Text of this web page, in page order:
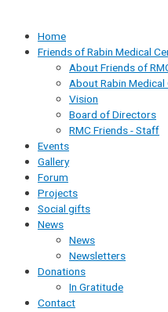
Home
Friends of Rabin Medical
About Friends of
About Rabin Medical
Vision
Board of Directors
RMC Friends - Staff
Events
Gallery
Forum
Projects
Social gifts
News
News
Newsletters
Donations
In Gratitude
Contact